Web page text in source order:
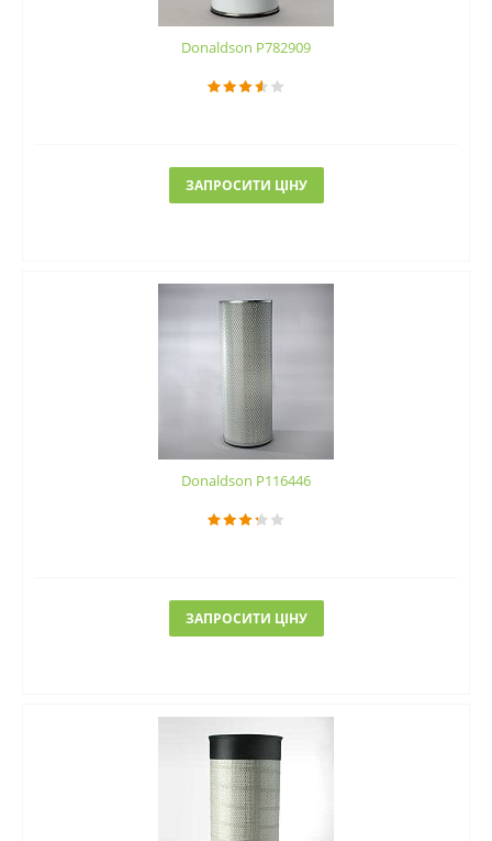
Donaldson P782909
ЗАПРОСИТИ ЦІНУ
Donaldson P116446
ЗАПРОСИТИ ЦІНУ